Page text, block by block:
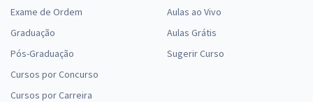
Exame de Ordem
Graduação
Pós-Graduação
Cursos por Concurso
Cursos por Carreira
Aulas ao Vivo
Aulas Grátis
Sugerir Curso